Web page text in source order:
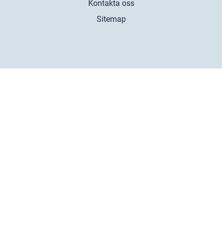
Kontakta oss
Sitemap